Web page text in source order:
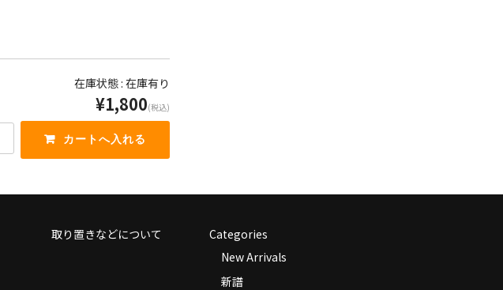
印
ー
を
使
い。
は
上
下
印
キ
て
在庫状態 : 在庫有り
¥1,800(税込)
取り置きなどについて
Categories
New Arrivals
新譜